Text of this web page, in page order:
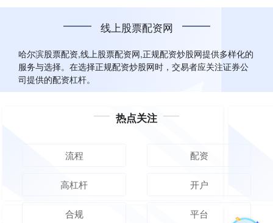
线上股票配资网
哈尔滨股票配资,线上股票配资网,正规配资炒股网提供多样化的
服务与选择。在选择正规配资炒股网时，交易者应关注证券公
司提供的配资杠杆。
热点关注
流程 配资
高杠杆 开户
合规 平台